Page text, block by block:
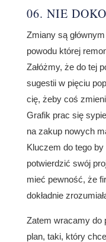
06. NIE
Zmiany są
powodu której
Załóżmy, że do tej
sugestii w pięciu
cię, żeby coś
Grafik prac się
na zakup nowych
Kluczem do tego
potwierdzić swój
mieć pewność, że
dokładnie
Zatem wracamy do
plan, taki, który